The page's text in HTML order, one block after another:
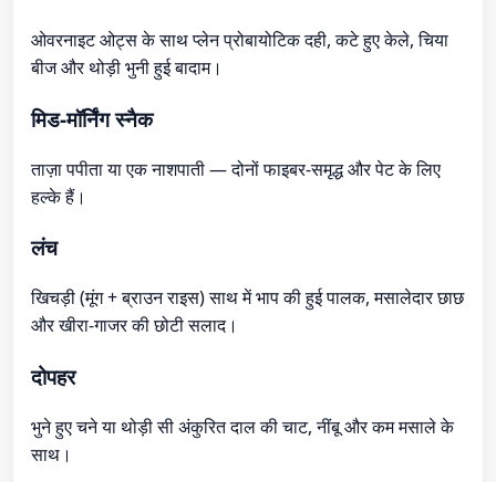
ओवरनाइट ओट्स के साथ प्लेन प्रोबायोटिक दही, कटे हुए केले, चिया
बीज और थोड़ी भुनी हुई बादाम।
मिड-मॉर्निंग स्नैक
ताज़ा पपीता या एक नाशपाती — दोनों फाइबर-समृद्ध और पेट के लिए
हल्के हैं।
लंच
खिचड़ी (मूंग + ब्राउन राइस) साथ में भाप की हुई पालक, मसालेदार छाछ
और खीरा-गाजर की छोटी सलाद।
दोपहर
भुने हुए चने या थोड़ी सी अंकुरित दाल की चाट, नींबू और कम मसाले के
साथ।